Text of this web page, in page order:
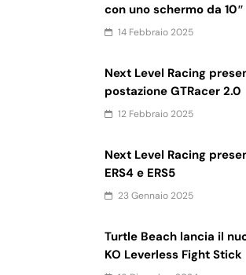
con uno schermo da 10″
14 Febbraio 2025
Next Level Racing
postazione GTRacer 2.0
12 Febbraio 2025
Next Level Racing
ERS4 e ERS5
23 Gennaio 2025
Turtle Beach lancia il
KO Leverless Fight Stick